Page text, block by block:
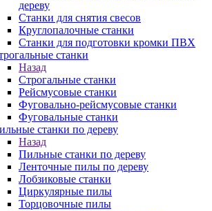
дереву
Станки для снятия свесов
Круглопалочные станки
Станки для подготовки кромки ПВХ
станки
Назад
Строгальные станки
Рейсмусовые станки
Фуговально-рейсмусовые станки
Фуговальные станки
станки по дереву
Назад
Пильные станки по дереву
Ленточные пилы по дереву
Лобзиковые станки
Циркулярные пилы
Торцовочные пилы